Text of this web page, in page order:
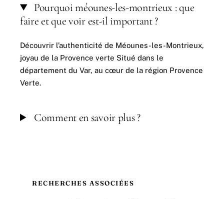
Pourquoi méounes-les-montrieux : que
faire et que voir est-il important ?
Découvrir l’authenticité de Méounes-les-Montrieux,
joyau de la Provence verte Situé dans le
département du Var, au cœur de la région Provence
Verte.
Comment en savoir plus ?
RECHERCHES ASSOCIÉES